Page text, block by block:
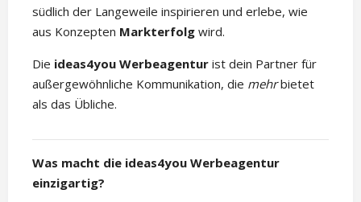
südlich der Langeweile inspirieren und erlebe, wie
aus Konzepten Markterfolg wird.
Die ideas4you Werbeagentur ist dein Partner für
außergewöhnliche Kommunikation, die mehrbietet
als das Übliche.
Was macht die ideas4you Werbeagentur
einzigartig?